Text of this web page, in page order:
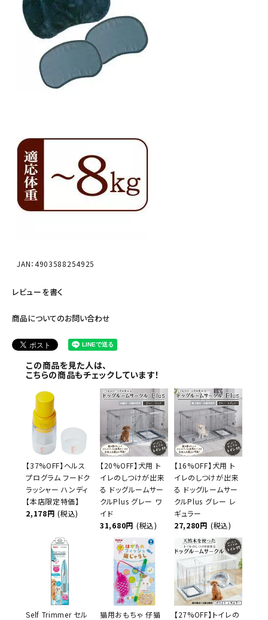
JAN：4903588254925
レビューを書く
商品についてのお問い合わせ
この商品を見た人は、
こちらの商品もチェックしています！
【37%OFF】ヘルス
プログラム フードク
ラッシャー ハンディ
【本店限定特価】
2,178円 (税込)
【20%OFF】犬用 ト
イレのしつけが出来
る ドッグルームサー
クルPlus グレー ワ
イド
31,680円 (税込)
【16%OFF】犬用 ト
イレのしつけが出来
る ドッグルームサー
クルPlus グレー レ
ギュラー
27,280円 (税込)
Self Trimmer セル 猫用おもちゃ 仔猫 【27%OFF】トイレの